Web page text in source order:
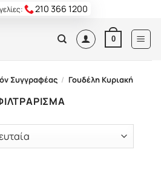
210 366 1200
0
Συγγραφέας / Γουδέλη Κυριακή